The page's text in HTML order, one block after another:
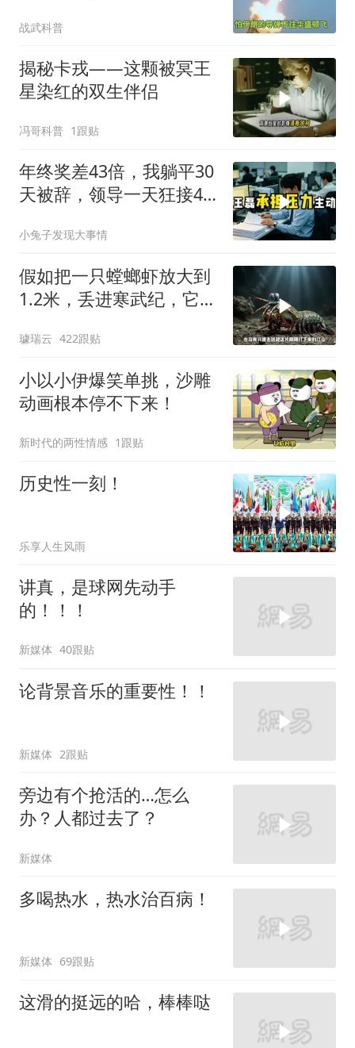
战武科普
揭秘卡戎——这颗被冥王
星染红的双生伴侣
冯哥科普 1跟贴
年终奖差43倍，我躺平30
天被辞，领导一天狂接47
小兔子发现大事情
假如把一只螳螂虾放大到
1.2米，丢进寒武纪，它能
璩瑞云 422跟贴
小以小伊爆笑单挑，沙雕
动画根本停不下来！
新时代的两性情感 1跟贴
历史性一刻！
乐享人生风雨
讲真，是球网先动手
的！！！
新媒体 40跟贴
论背景音乐的重要性！！
新媒体 2跟贴
旁边有个抢活的…怎么
办？人都过去了？
新媒体
多喝热水，热水治百病！
新媒体 69跟贴
这滑的挺远的哈，棒棒哒